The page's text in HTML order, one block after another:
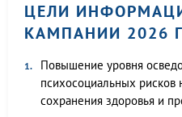
ЦЕЛИ
КАМПАНИИ 2026
Повышение уровня
психосоциальных рисков
сохранения здоровья и